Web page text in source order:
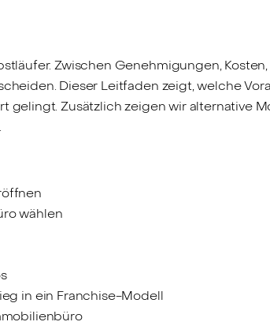
Zwischen Genehmigungen,
Dieser Leitfaden zeigt, welche
Zusätzlich zeigen wir alternative
wählen
in ein Franchise-Modell